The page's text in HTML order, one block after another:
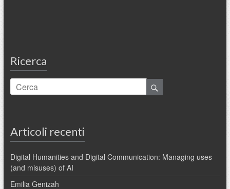
Ricerca
Articoli recenti
Digital Humanities and Digital Communication: Managing uses
(and misuses) of AI
Emilia Genizah